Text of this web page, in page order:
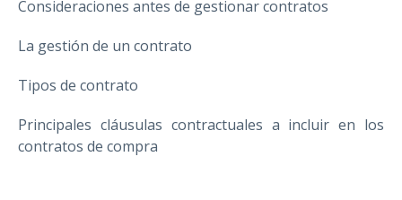
Consideraciones antes de gestionar contratos
La gestión de un contrato
Tipos de contrato
Principales cláusulas contractuales a incluir en los
contratos de compra